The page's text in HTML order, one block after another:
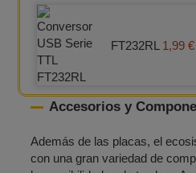
FT232RL 1,99 €
Accesorios y
Además de las placas, el
con una gran variedad de